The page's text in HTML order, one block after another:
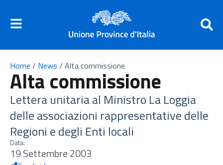
Home / News / Alta commissione
Alta commissione
Lettera unitaria al Ministro La Loggia
delle associazioni rappresentative delle
Regioni e degli Enti locali
Data:
19 Settembre 2003